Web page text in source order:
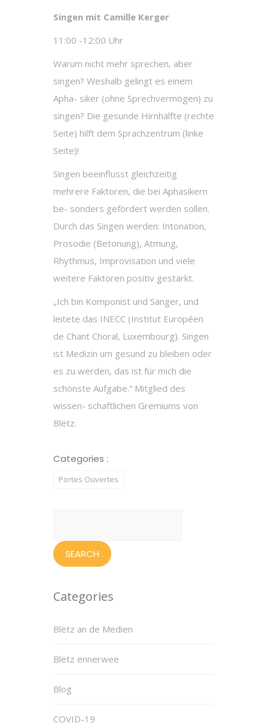
Singen mit Camille Kerger
11:00 -12:00 Uhr
Warum nicht mehr sprechen, aber
singen? Weshalb gelingt es einem
Apha- siker (ohne Sprechvermögen) zu
singen? Die gesunde Hirnhälfte (rechte
Seite) hilft dem Sprachzentrum (linke
Seite)!
Singen beeinflusst gleichzeitig
mehrere Faktoren, die bei Aphasikern
be- sonders gefördert werden sollen.
Durch das Singen werden: Intonation,
Prosodie (Betonung), Atmung,
Rhythmus, Improvisation und viele
weitere Faktoren positiv gestärkt.
„Ich bin Komponist und Sänger, und
leitete das INECC (Institut Européen
de Chant Choral, Luxembourg). Singen
ist Medizin um gesund zu bleiben oder
es zu werden, das ist für mich die
schönste Aufgabe.“ Mitglied des
wissen- schaftlichen Gremiums von
Blëtz.
Categories :
Portes Ouvertes
Categories
Blëtz an de Medien
Blëtz ënnerwee
Blog
COVID-19